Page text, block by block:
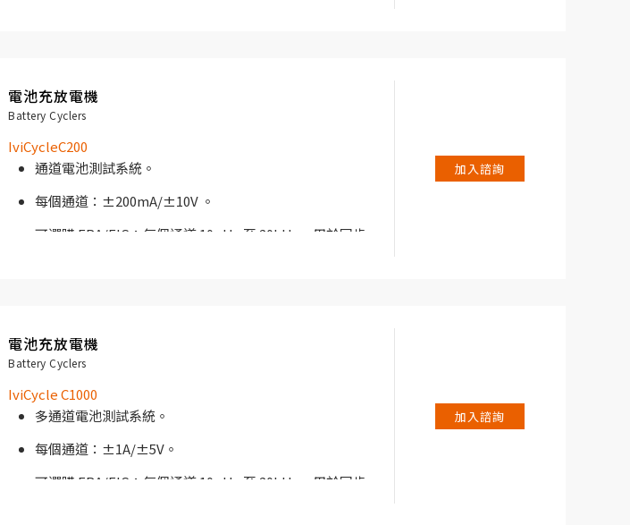
IviCycle C030 專為高通道數電池測試需求而設計，亦是您在
大批量測試解決方案和廣泛的數據存儲能力。
電池充放電機
Battery Cyclers
IviCycleC200
通道電池測試系統。
每個通道：±200mA/±10V 。
可選購 FRA/EIS：每個通道 10µHz 至 20kHz，用於同步
電池測試上的最佳合作夥伴。 IviCycle 提供低單通道成本、
加入諮詢
電池充放電機
Battery Cyclers
IviCycle C1000
多通道電池測試系統。
每個通道：±1A/±5V。
可選購 FRA/EIS：每個通道 10µHz 至 20kHz，用於同步
加入諮詢